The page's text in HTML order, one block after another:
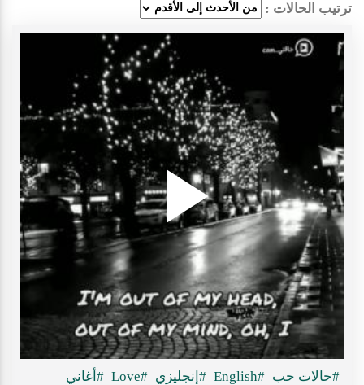
ترتيب الحالات :
Play
#حالات حب #English #إنجليزي #Love
#أغاني